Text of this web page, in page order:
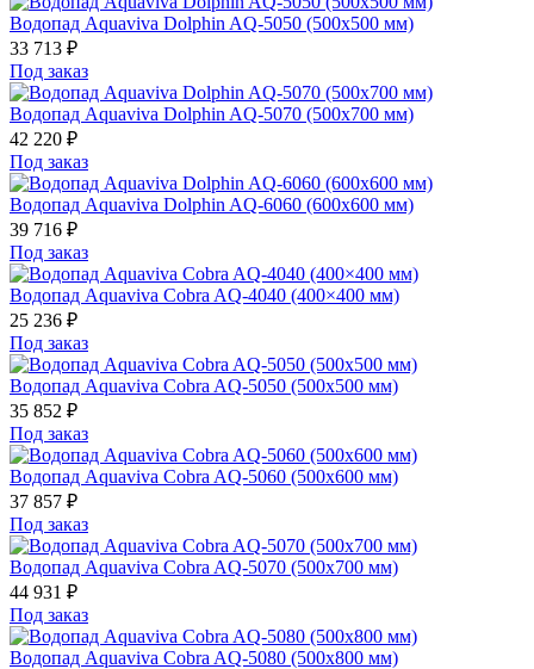
Водопад Aquaviva Dolphin AQ-5050 (500х500 мм)
33 713 ₽
Под заказ
Водопад Aquaviva Dolphin AQ-5070 (500х700 мм)
42 220 ₽
Под заказ
Водопад Aquaviva Dolphin AQ-6060 (600х600 мм)
39 716 ₽
Под заказ
Водопад Aquaviva Cobra AQ-4040 (400×400 мм)
25 236 ₽
Под заказ
Водопад Aquaviva Cobra AQ-5050 (500х500 мм)
35 852 ₽
Под заказ
Водопад Aquaviva Cobra AQ-5060 (500х600 мм)
37 857 ₽
Под заказ
Водопад Aquaviva Cobra AQ-5070 (500х700 мм)
44 931 ₽
Под заказ
Водопад Aquaviva Cobra AQ-5080 (500х800 мм)